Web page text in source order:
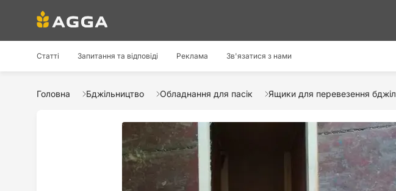
Статті Запитання та відповіді Реклама Зв'язатися з нами
Головна Бджільництво Обладнання для пасік Ящики для перевезення бджіл